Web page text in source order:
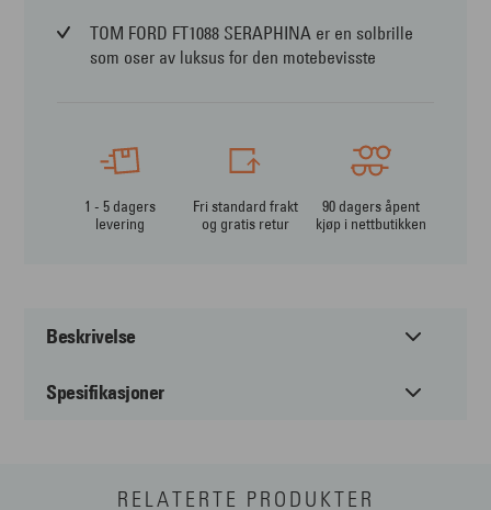
TOM FORD FT1088 SERAPHINA er en solbrille
som oser av luksus for den motebevisste
1 - 5 dagers
levering
Fri standard frakt
og gratis retur
90 dagers åpent
kjøp i nettbutikken
Beskrivelse
Tom Ford FT1088 Seraphina – rund retroglam med
runde glass som gir et glamorøst uttrykk med et tydelig
Spesifikasjoner
RELATERTE PRODUKTER